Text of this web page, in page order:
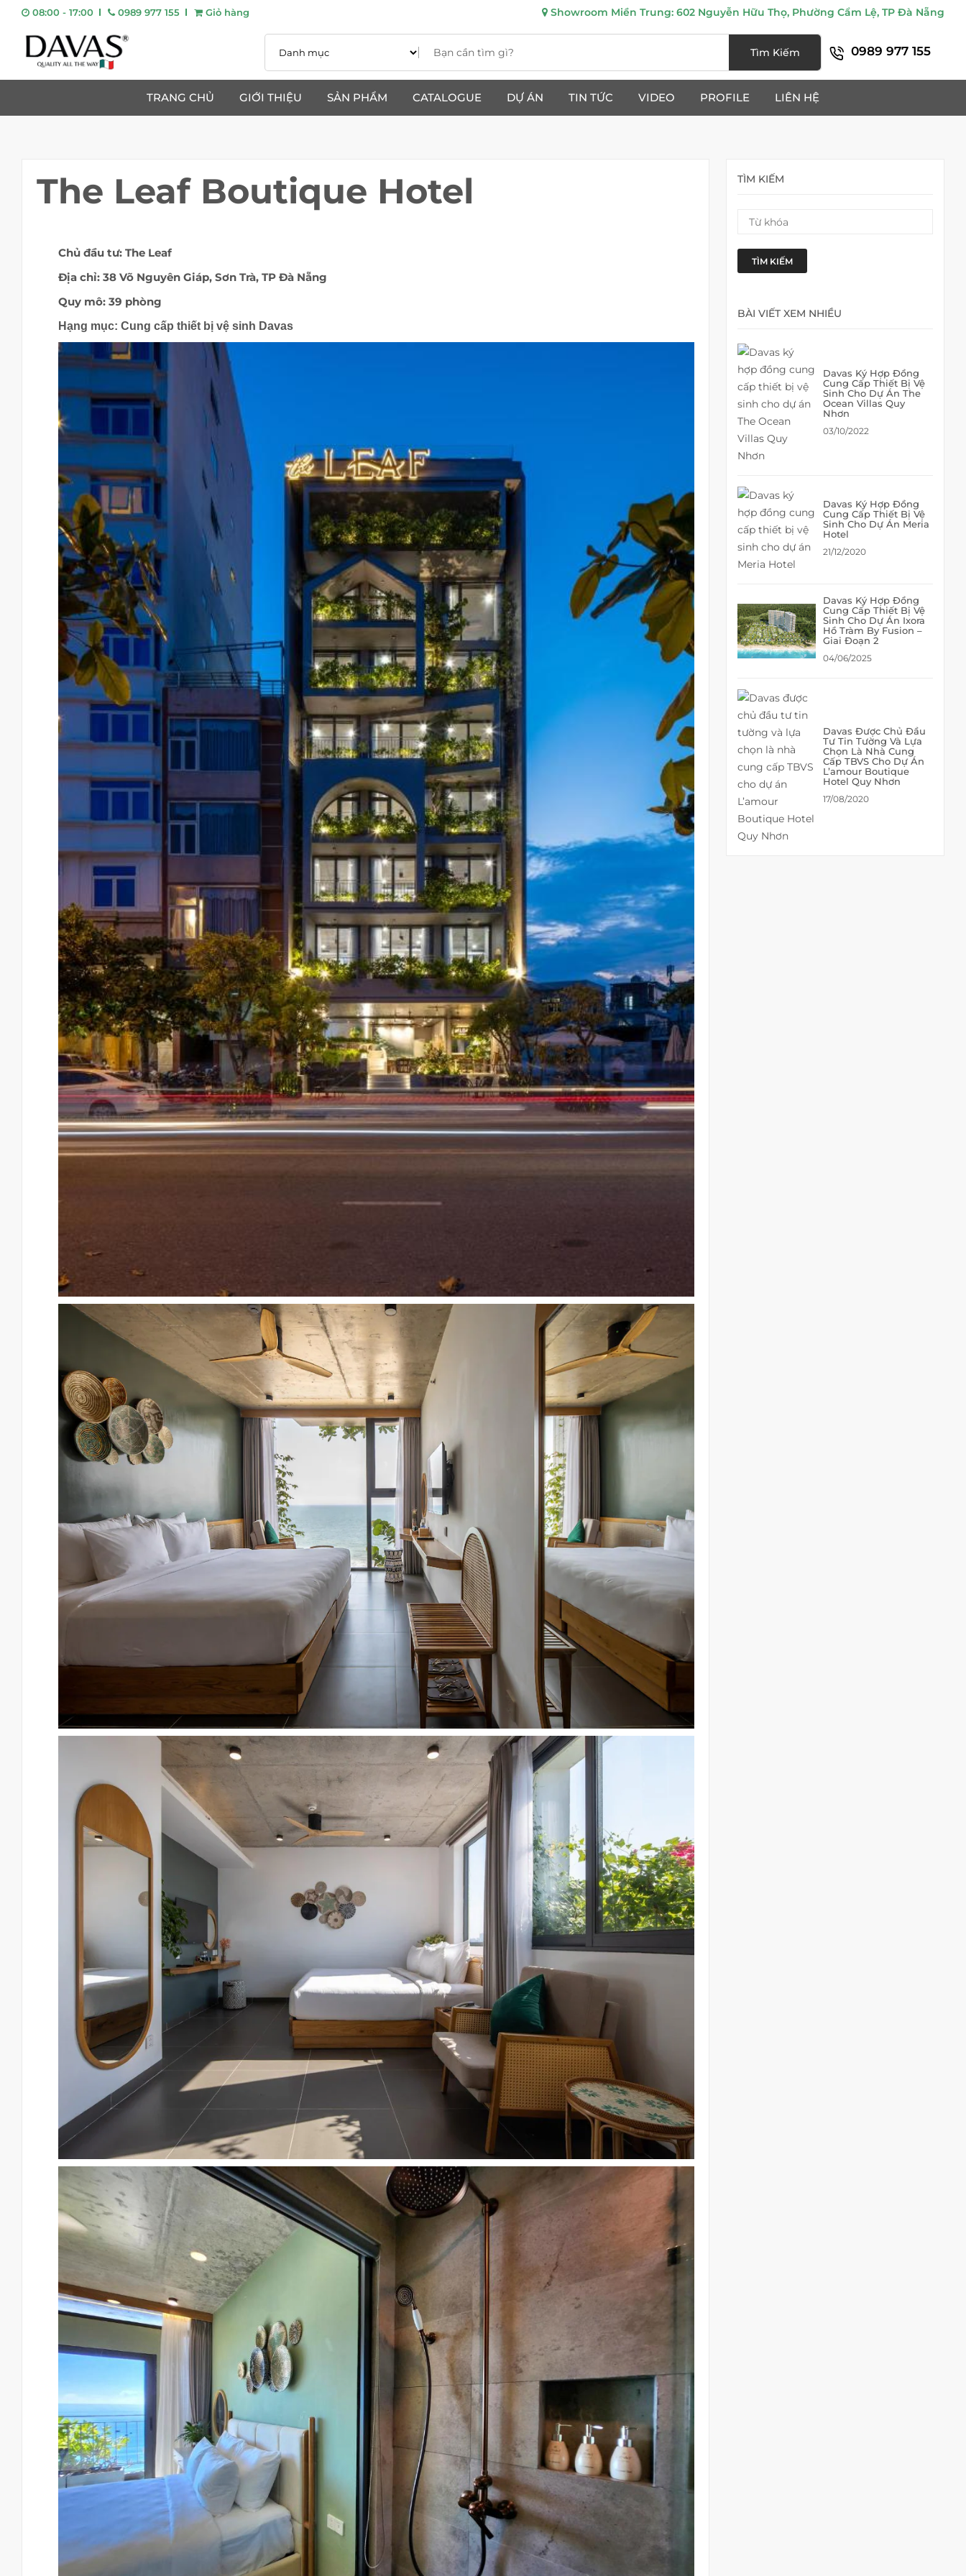
08:00 - 17:00 0989 977 155 Giỏ hàng Showroom Miền Trung: 602 Nguyễn Hữu Thọ, Phường Cẩm Lệ, TP Đà Nẵng
Tìm Kiếm 0989 977 155
TRANG CHỦ GIỚI THIỆU SẢN PHẨM CATALOGUE DỰ ÁN TIN TỨC VIDEO PROFILE LIÊN HỆ
The Leaf Boutique Hotel
Chủ đầu tư: The Leaf
Địa chỉ: 38 Võ Nguyên Giáp, Sơn Trà, TP Đà Nẵng
Quy mô: 39 phòng
Hạng mục: Cung cấp thiết bị vệ sinh Davas
TÌM KIẾM
TÌM KIẾM
BÀI VIẾT XEM NHIỀU
Davas Ký Hợp Đồng
Cung Cấp Thiết Bị Vệ
Sinh Cho Dự Án The
Ocean Villas Quy
Nhơn
03/10/2022
Davas Ký Hợp Đồng
Cung Cấp Thiết Bị Vệ
Sinh Cho Dự Án Meria
Hotel
21/12/2020
Davas Ký Hợp Đồng
Cung Cấp Thiết Bị Vệ
Sinh Cho Dự Án Ixora
Hồ Tràm By Fusion –
Giai Đoạn 2
04/06/2025
Davas Được Chủ Đầu
Tư Tin Tường Và Lựa
Chọn Là Nhà Cung
Cấp TBVS Cho Dự Án
L’amour Boutique
Hotel Quy Nhơn
17/08/2020